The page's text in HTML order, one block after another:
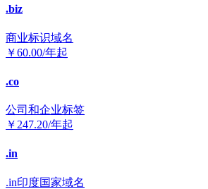
.biz
商业标识域名
￥60.00/年起
.co
公司和企业标签
￥ 247.20/年起
.in
.in印度国家域名